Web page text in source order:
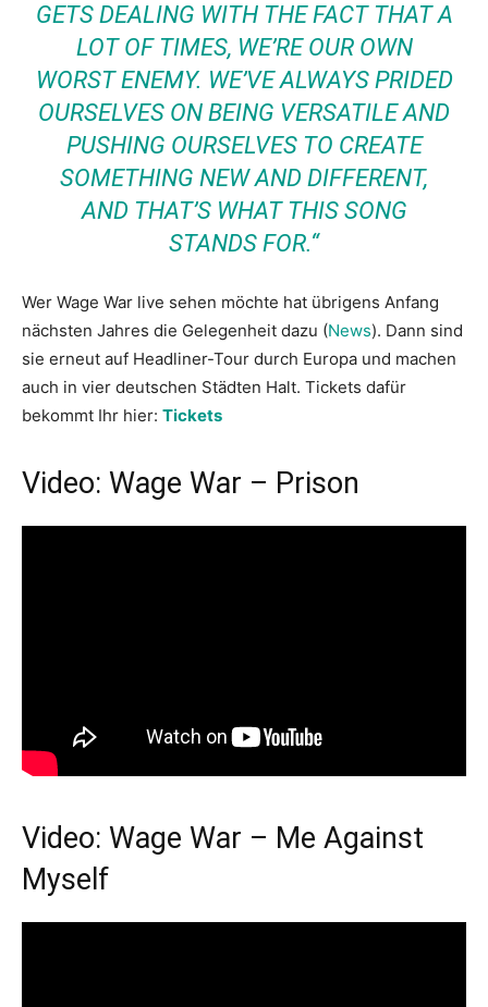
GETS DEALING WITH THE FACT THAT A
LOT OF TIMES, WE’RE OUR OWN
WORST ENEMY. WE’VE ALWAYS PRIDED
OURSELVES ON BEING VERSATILE AND
PUSHING OURSELVES TO CREATE
SOMETHING NEW AND DIFFERENT,
AND THAT’S WHAT THIS SONG
STANDS FOR.“
Wer Wage War live sehen möchte hat übrigens Anfang
nächsten Jahres die Gelegenheit dazu (News). Dann sind
sie erneut auf Headliner-Tour durch Europa und machen
auch in vier deutschen Städten Halt. Tickets dafür
bekommt Ihr hier: Tickets
Video: Wage War – Prison
Video: Wage War – Me Against
Myself